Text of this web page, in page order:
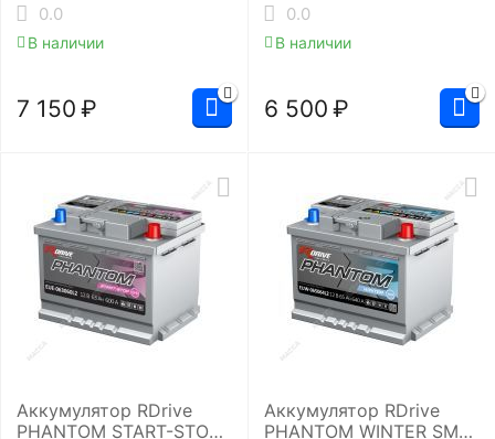
0.0
В наличии
7 150 ₽
0.0
В наличии
6 500 ₽
Аккумулятор RDrive
PHANTOM START-STOP
Аккумулятор RDrive
PHANTOM WINTER SMF